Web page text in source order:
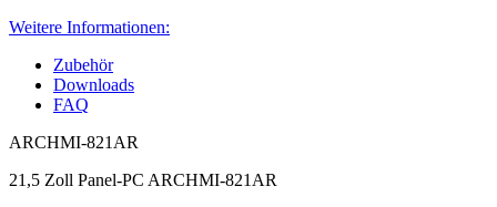
Weitere Informationen:
Zubehör
Downloads
FAQ
ARCHMI-821AR
21,5 Zoll Panel-PC ARCHMI-821AR